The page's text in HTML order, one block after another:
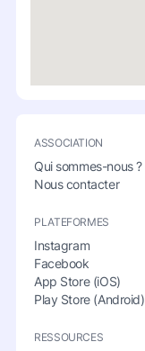
ASSOCIATION
Qui sommes-nous ?
Nous contacter
PLATEFORMES
Instagram
Facebook
App Store (iOS)
Play Store (Android)
RESSOURCES